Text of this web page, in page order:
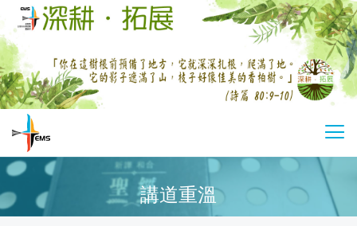
Skip
main
content
切
換
單
督
教
馬
講道重溫